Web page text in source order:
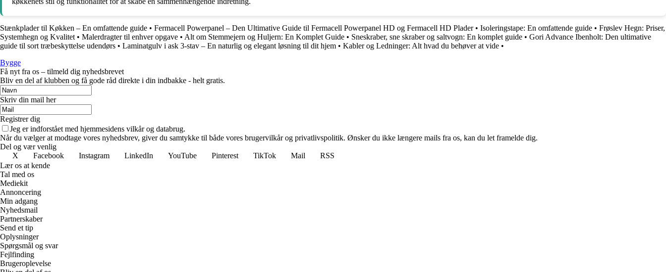
Stænkplader til Køkken – En omfattende guide • Fermacell Powerpanel – Den Ultimative Guide til Fermacell Powerpanel HD og Fermacell HD Plader• Isoleringstape: En omfattende guide • Frøslev Hegn: Priser,
Systemhegn og Kvalitet • Malerdragter til enhver opgave • Alt om Stemmejern og Huljern: En Komplet Guide • Sneskraber, sne skraber og saltvogn: En komplet guide • Gori Advance Ibenholt: Den ultimative
guide til sort træbeskyttelse udendørs • Laminatgulv i ask 3-stav – En naturlig og elegant løsning til dit hjem • Kabler og Ledninger: Alt hvad du behøver at vide •
Bygge
Få nyt fra os – tilmeld dig nyhedsbrevet
Bliv en del af klubben og få gode råd direkte i din indbakke - helt gratis.
Skriv din mail her
Registrer dig
Jeg er indforstået med hjemmesidens vilkår og databrug.
Når du vælger at modtage vores nyhedsbrev, giver du samtykke til både vores brugervilkår og privatlivspolitik. Ønsker du ikke længere mails fra os, kan du let framelde dig.
Del og vær venlig
X
Facebook Instagram LinkedIn YouTube Pinterest TikTok Mail
RSS
Lær os at kende
Tal med os
Mediekit
Annoncering
Min adgang
Nyhedsmail
Partnerskaber
Send et tip
Oplysninger
Spørgsmål og svar
Fejlfinding
Brugeroplevelse